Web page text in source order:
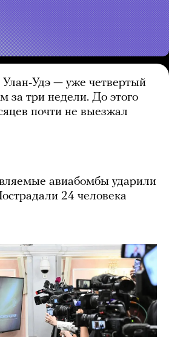
Удэ — уже четвертый
за три недели. До этого
почти не выезжал
авиабомбы ударили
24 человека